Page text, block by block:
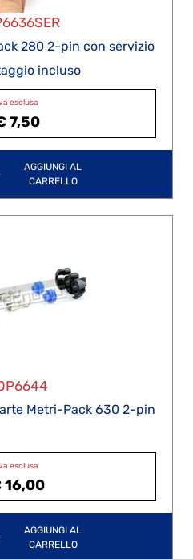
280 2-pin con servizio
incluso
esclusa
7,50
AGGIUNGI AL
CARRELLO
Metri-Pack 630 2-pin
esclusa
16,00
AGGIUNGI AL
CARRELLO